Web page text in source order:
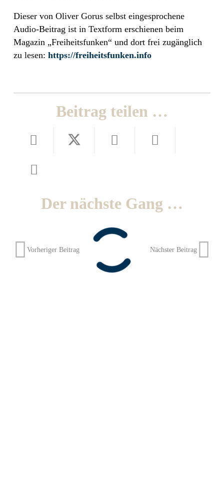
Dieser von Oliver Gorus selbst eingesprochene
Audio-Beitrag ist in Textform erschienen beim
Magazin „Freiheitsfunken“ und dort frei zugänglich
zu lesen: https://freiheitsfunken.info
Beitrag teilen …
Der nächste Gang …
Vorheriger Beitrag Nächster Beitrag